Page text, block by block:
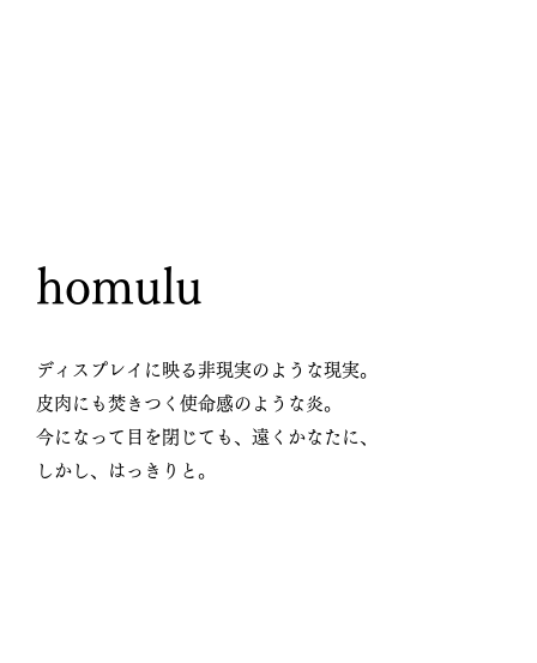
homulu
ディスプレイに映る非現実のような現実。
皮肉にも焚きつく使命感のような炎。
今になって目を閉じても、遠くかなたに、
しかし、はっきりと。